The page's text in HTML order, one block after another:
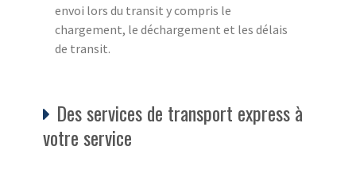
envoi lors du transit y compris le
chargement, le déchargement et les délais
de transit.
Des services de transport express à
votre service